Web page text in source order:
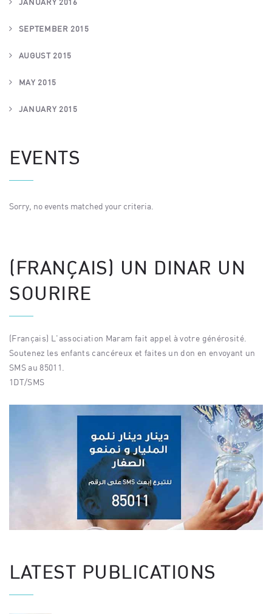
SEPTEMBER 2015
AUGUST 2015
MAY 2015
JANUARY 2015
EVENTS
Sorry, no events matched your criteria.
(FRANÇAIS) UN DINAR UN
SOURIRE
(Français) L'association Maram fait appel à votre générosité.
Soutenez les enfants cancéreux et faites un don en envoyant un
SMS au 85011.
1DT/SMS
LATEST PUBLICATIONS